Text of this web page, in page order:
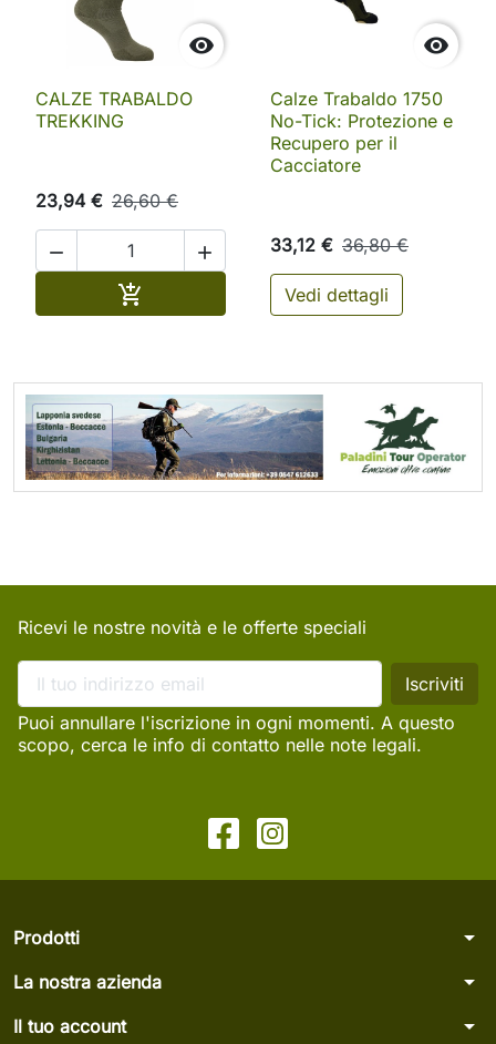

CALZE TRABALDO
TREKKING
23,94 € 26,60 €
 
 Aggiungi al carrello

Calze Trabaldo 1750
No-Tick: Protezione e
Recupero per il
Cacciatore
33,12 € 36,80 €
Vedi dettagli
Ricevi le nostre novità e le offerte speciali
Puoi annullare l'iscrizione in ogni momenti. A questo
scopo, cerca le info di contatto nelle note legali.
Prodotti arrow_drop_down
La nostra azienda arrow_drop_down
Il tuo account arrow_drop_down